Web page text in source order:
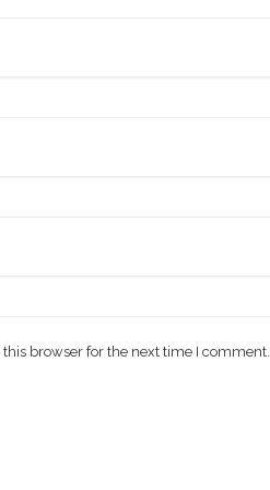
browser for the next time I comment.